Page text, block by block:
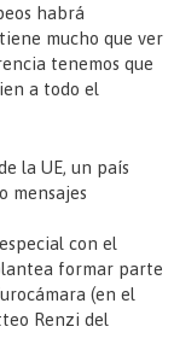
habrá
mucho que ver
tenemos que
a todo el
la UE, un país
mensajes
con el
formar parte
(en el
Renzi del